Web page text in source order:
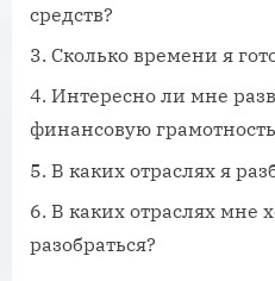
средств?
Сколько времени я
Интересно ли мне
финансовую
В каких отраслях я
В каких отраслях мне
разобраться?